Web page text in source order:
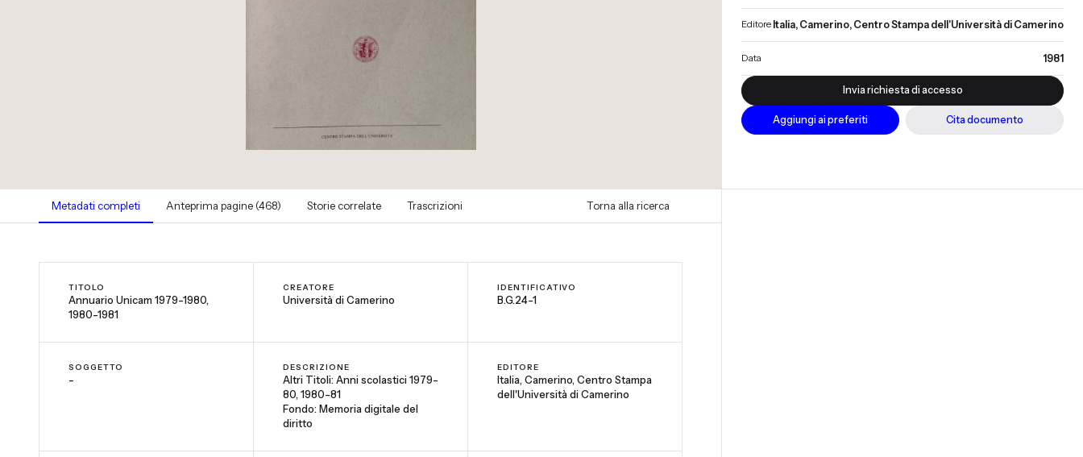
Editore Italia, Camerino, Centro Stampa dell'Università di Camerino
Data 1981
Invia richiesta di accesso
Aggiungi ai preferiti Cita documento
Metadati completi Anteprima pagine (468) Storie correlate Trascrizioni Torna alla ricerca
TITOLO
Annuario Unicam 1979-1980,
1980-1981
CREATORE
Università di Camerino
IDENTIFICATIVO
B.G.24-1
SOGGETTO
-
DESCRIZIONE
Altri Titoli: Anni scolastici 1979-
80, 1980-81
Fondo: Memoria digitale del
diritto
EDITORE
Italia, Camerino, Centro Stampa
dell'Università di Camerino